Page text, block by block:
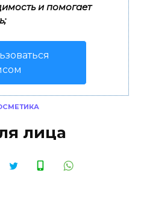
и помогает
лица